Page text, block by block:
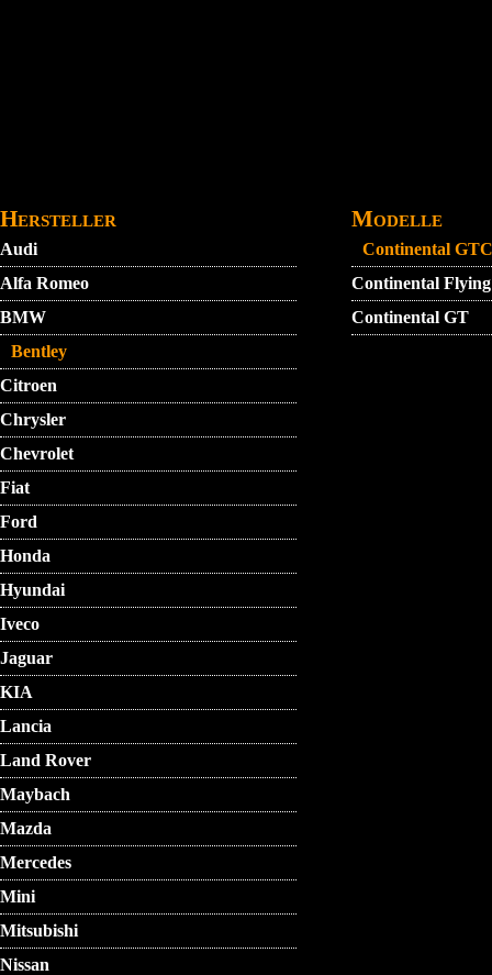
Hersteller
Audi
Alfa Romeo
BMW
Bentley
Citroen
Chrysler
Chevrolet
Fiat
Ford
Honda
Hyundai
Iveco
Jaguar
KIA
Lancia
Land Rover
Maybach
Mazda
Mercedes
Mini
Mitsubishi
Nissan
Modelle
Continental GTC
Continental
Continental GT